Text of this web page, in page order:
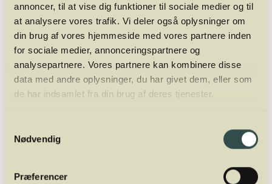
annoncer, til at vise dig funktioner til sociale medier og til
at analysere vores trafik. Vi deler også oplysninger om
din brug af vores hjemmeside med vores partnere inden
for sociale medier, annonceringspartnere og
analysepartnere. Vores partnere kan kombinere disse
data med andre oplysninger, du har givet dem, eller som
de har indsamlet fra din brug af deres tjenester.
Nødvendig
Præferencer
Torsdag 3. september 2026 kl. 19.30
Varighed: Ca. 2 timer
Antal pladser: max 72 gæster pr. aften
Pris: 495,-
*NB! Koncerten finder sted på scenen i Symfonisk